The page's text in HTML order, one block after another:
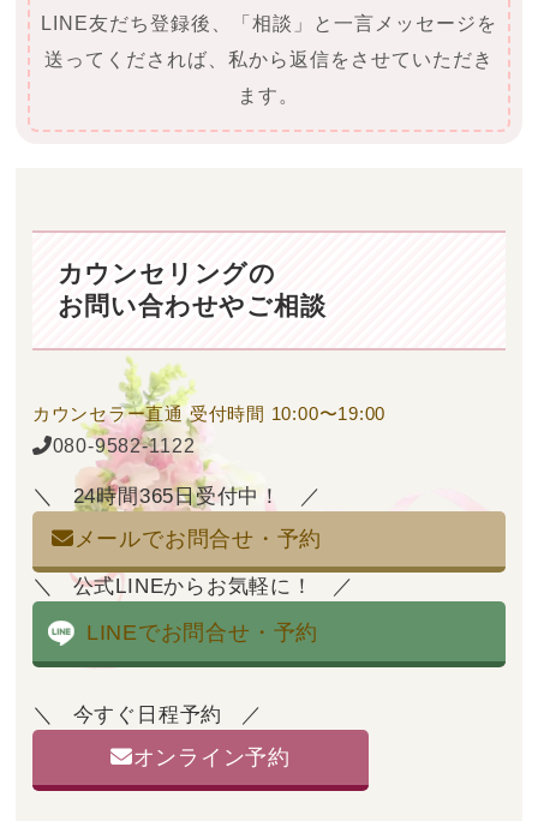
LINE友だち登録後、「相談」と一言メッセージを
送ってくだされば、私から返信をさせていただき
ます。
カウンセリングの
お問い合わせやご相談
カウンセラー直通 受付時間 10:00〜19:00
080-9582-1122
24時間365日受付中！
メールでお問合せ・予約
公式LINEからお気軽に！
LINEでお問合せ・予約
今すぐ日程予約
オンライン予約